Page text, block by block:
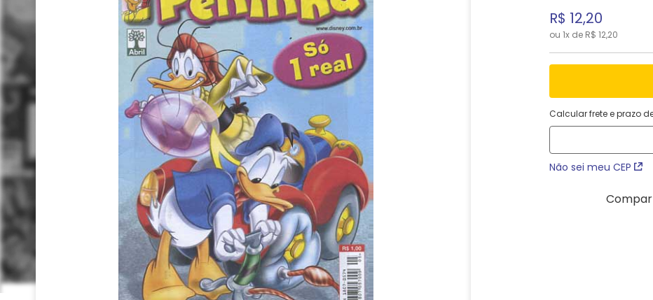
R$ 12,20
ou 1x de R$ 12,20
Calcular frete e prazo
Não sei meu CEP